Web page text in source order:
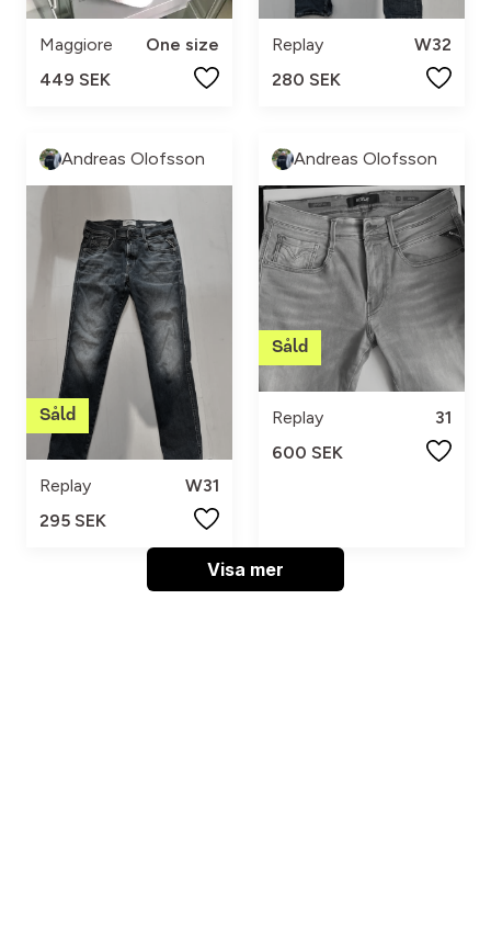
Maggiore
One size
449 SEK
Replay
W32
280 SEK
Andreas Olofsson
Replay
W31
295 SEK
Andreas Olofsson
Replay
31
600 SEK
Visa mer